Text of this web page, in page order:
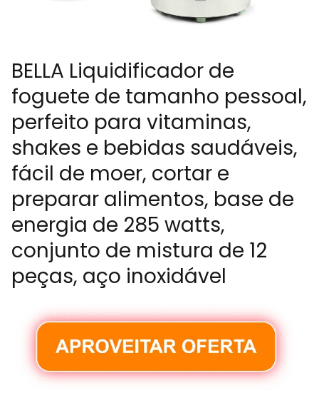
BELLA Liquidificador de
foguete de tamanho pessoal,
perfeito para vitaminas,
shakes e bebidas saudáveis,
fácil de moer, cortar e
preparar alimentos, base de
energia de 285 watts,
conjunto de mistura de 12
peças, aço inoxidável